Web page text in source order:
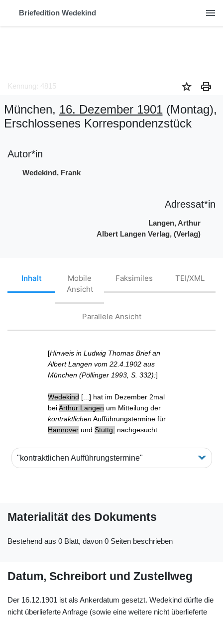
Briefedition Wedekind menu
Kennung: 4815 star print
München, 16. Dezember 1901(Montag),
Erschlossenes Korrespondenzstück
Autor*in
Wedekind, Frank
Adressat*in
Langen, Arthur
Albert Langen Verlag, (Verlag)
Inhalt
Mobile
Ansicht
Faksimiles TEI/XML
Parallele Ansicht
[Hinweis in Ludwig Thomas Brief an
Albert Langen vom 22.4.1902 aus
München (Pöllinger 1993, S. 332):]
Wedekind [...] hat im Dezember 2mal
beiArthur Langen um Mitteilung der
kontraktlichenAufführungstermine für
Hannover undStuttg. nachgesucht.
"kontraktlichen Aufführungstermine"
Materialität des Dokuments
Bestehend aus 0 Blatt, davon 0 Seiten beschrieben
Datum, Schreibort und Zustellweg
Der 16.12.1901 ist als Ankerdatum gesetzt. Wedekind dürfte die
nicht überlieferte Anfrage (sowie eine weitere nicht überlieferte